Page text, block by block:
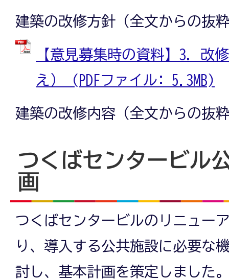
建築の改修方針（全文からの抜
【意見募集時の資料】3．改
え） (PDFファイル: 5.3MB)
建築の改修内容（全文からの抜
つくばセンタービル
画
つくばセンタービルのリニュー
り、導入する公共施設に必要な
討し、基本計画を策定しました